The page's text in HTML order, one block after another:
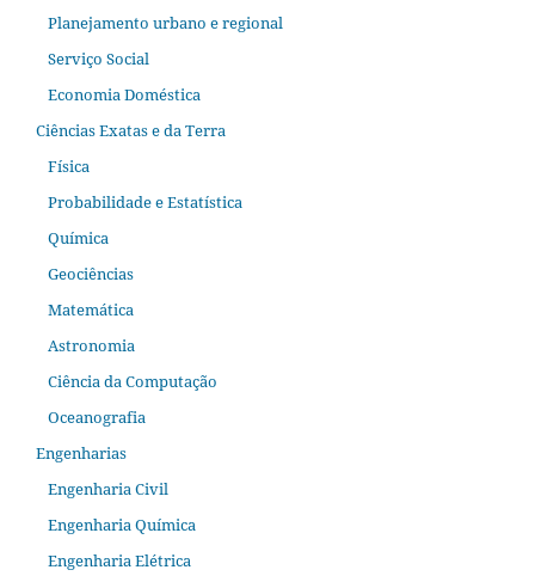
Planejamento urbano e regional
Serviço Social
Economia Doméstica
Ciências Exatas e da Terra
Física
Probabilidade e Estatística
Química
Geociências
Matemática
Astronomia
Ciência da Computação
Oceanografia
Engenharias
Engenharia Civil
Engenharia Química
Engenharia Elétrica